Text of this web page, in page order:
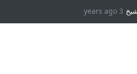
دكريات بغداد ٍ: عاشها وكتبها :وليد رباح –
3 years ago